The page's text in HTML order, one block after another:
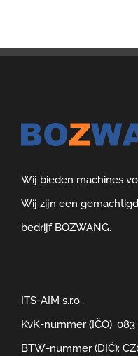
Wij bieden machines
Wij zijn een
bedrijf BOZWANG.
ITS-AIM s.r.o.,
KvK-nummer (IČO):
BTW-nummer (DIČ):